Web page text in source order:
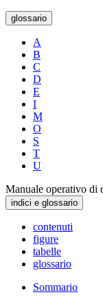
glossario
A
B
C
D
E
I
M
O
S
T
U
Manuale operativo di
indici e glossario
contenuti
figure
tabelle
glossario
Sommario